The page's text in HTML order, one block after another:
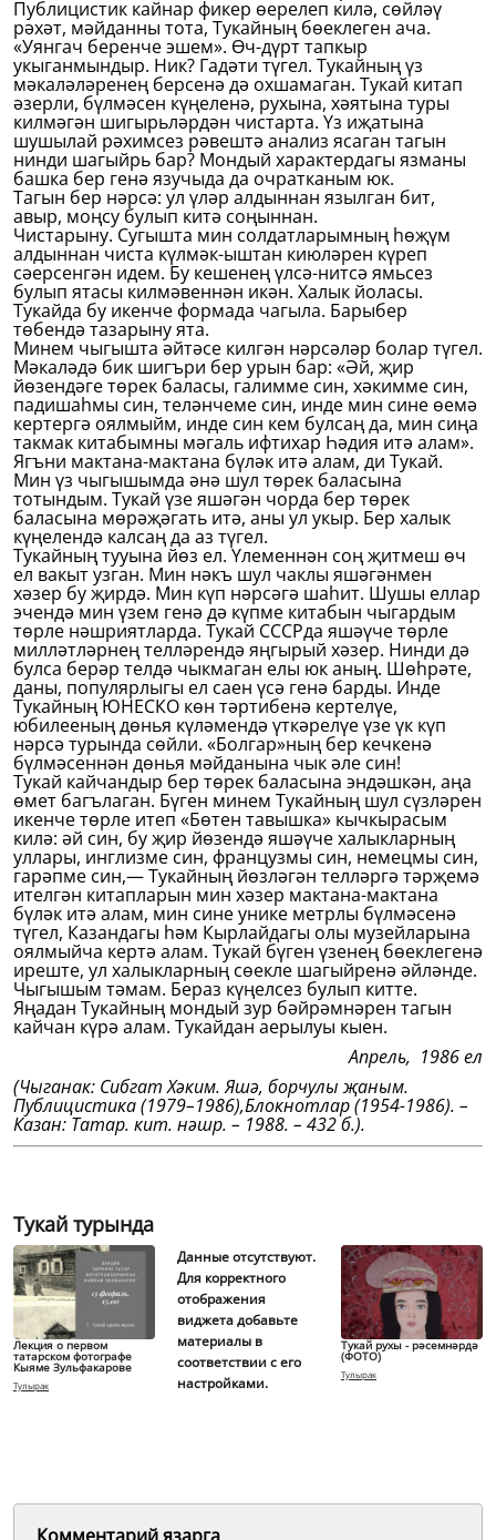
Публицистик кайнар фикер өерелеп килә, сөйләү
рәхәт, мәйданны тота, Тукайның бөеклеген ача.
«Уянгач беренче эшем». Өч-дүрт тапкыр
укыганмындыр. Ник? Гадәти түгел. Тукайның үз
мәкаләләренең берсенә дә охшамаган. Тукай китап
әзерли, бүлмәсен күңеленә, рухына, хәятына туры
килмәгән шигырьләрдән чистарта. Үз иҗатына
шушылай рәхимсез рәвештә анализ ясаган тагын
нинди шагыйрь бар? Мондый характердагы язманы
башка бер генә язучыда да очратканым юк.
Тагын бер нәрсә: ул үләр алдыннан язылган бит,
авыр, моңсу булып китә соңыннан.
Чистарыну. Сугышта мин солдатларымның һөҗүм
алдыннан чиста күлмәк-ыштан киюләрен күреп
сәерсенгән идем. Бу кешенең үлсә-нитсә ямьсез
булып ятасы килмәвеннән икән. Халык йоласы.
Тукайда бу икенче формада чагыла. Барыбер
төбендә тазарыну ята.
Минем чыгышта әйтәсе килгән нәрсәләр болар түгел.
Мәкаләдә бик шигъри бер урын бар: «Әй, җир
йөзендәге төрек баласы, галимме син, хәкимме син,
падишаһмы син, теләнчеме син, инде мин сине өемә
кертергә оялмыйм, инде син кем булсаң да, мин сиңа
такмак китабымны мәгаль ифтихар Һәдия итә алам».
Ягъни мактана-мактана бүләк итә алам, ди Тукай.
Мин үз чыгышымда әнә шул төрек баласына
тотындым. Тукай үзе яшәгән чорда бер төрек
баласына мөрәҗәгать итә, аны ул укыр. Бер халык
күңелендә калсаң да аз түгел.
Тукайның тууына йөз ел. Үлеменнән соң җитмеш өч
ел вакыт узган. Мин нәкъ шул чаклы яшәгәнмен
хәзер бу җирдә. Мин күп нәрсәгә шаһит. Шушы еллар
эчендә мин үзем генә дә күпме китабын чыгардым
төрле нәшриятларда. Тукай СССРда яшәүче төрле
милләтләрнең телләрендә яңгырый хәзер. Нинди дә
булса берәр телдә чыкмаган елы юк аның. Шөһрәте,
даны, популярлыгы ел саен үсә генә барды. Инде
Тукайның ЮНЕСКО көн тәртибенә кертелүе,
юбилееның дөнья күләмендә үткәрелүе үзе үк күп
нәрсә турында сөйли. «Болгар»ның бер кечкенә
бүлмәсеннән дөнья мәйданына чык әле син!
Тукай кайчандыр бер төрек баласына эндәшкән, аңа
өмет багълаган. Бүген минем Тукайның шул сүзләрен
икенче төрле итеп «Бөтен тавышка» кычкырасым
килә: әй син, бу җир йөзендә яшәүче халыкларның
уллары, инглизме син, французмы син, немецмы син,
гарәпме син,— Тукайның йөзләгән телләргә тәрҗемә
ителгән китапларын мин хәзер мактана-мактана
бүләк итә алам, мин сине унике метрлы бүлмәсенә
түгел, Казандагы һәм Кырлайдагы олы музейларына
оялмыйча кертә алам. Тукай бүген үзенең бөеклегенә
иреште, ул халыкларның сөекле шагыйренә әйләнде.
Чыгышым тәмам. Бераз күңелсез булып китте.
Яңадан Тукайның мондый зур бәйрәмнәрен тагын
кайчан күрә алам. Тукайдан аерылуы кыен.
Апрель, 1986 ел
(Чыганак: Сибгат Хәким. Яшә, борчулы җаным.
Публицистика (1979–1986),Блокнотлар (1954-1986). –
Казан: Татар. кит. нәшр. – 1988. – 432 б.).
Тукай турында
Лекция о первом
татарском фотографе
Кыяме Зульфакарове
Тулырак
Данные отсутствуют.
Для корректного
отображения
виджета добавьте
материалы в
соответствии с его
настройками.
Тукай рухы - рәсемнәрдә
(ФОТО)
Тулырак